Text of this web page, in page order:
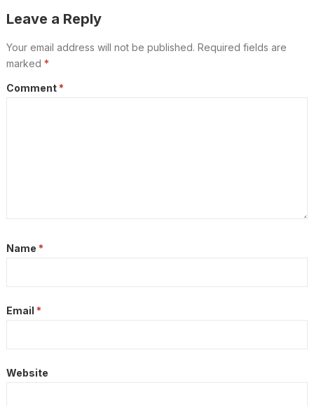
Leave a Reply
Your email address will not be published. Required fields are
marked *
Comment *
Name *
Email *
Website